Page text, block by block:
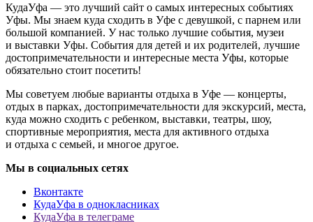
КудаУфа — это лучший сайт о самых интересных событиях
Уфы. Мы знаем куда сходить в Уфе с девушкой, с парнем или
большой компанией. У нас только лучшие события, музеи
и выставки Уфы. События для детей и их родителей, лучшие
достопримечательности и интересные места Уфы, которые
обязательно стоит посетить!
Мы советуем любые варианты отдыха в Уфе — концерты,
отдых в парках, достопримечательности для экскурсий, места,
куда можно сходить с ребенком, выставки, театры, шоу,
спортивные мероприятия, места для активного отдыха
и отдыха с семьей, и многое другое.
Мы в социальных сетях
Вконтакте
КудаУфа в однокласниках
КудаУфа в телеграме